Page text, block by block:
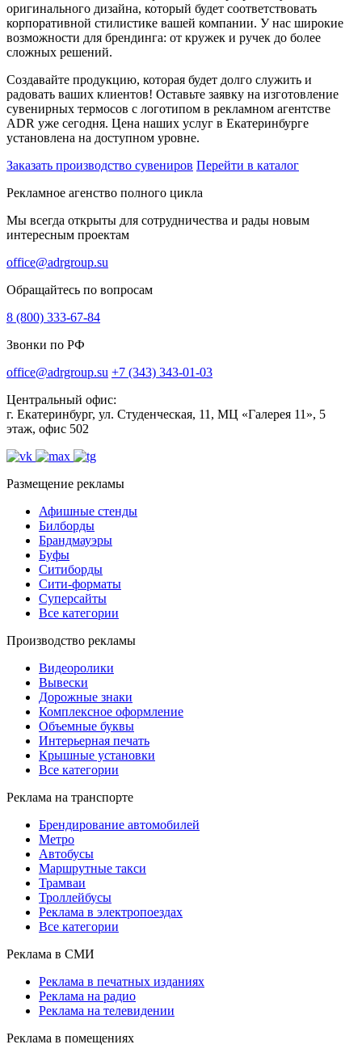
оригинального дизайна, который будет соответствовать
корпоративной стилистике вашей компании. У нас широкие
возможности для брендинга: от кружек и ручек до более
сложных решений.
Создавайте продукцию, которая будет долго служить и
радовать ваших клиентов! Оставьте заявку на изготовление
сувенирных термосов с логотипом в рекламном агентстве
ADR уже сегодня. Цена наших услуг в Екатеринбурге
установлена на доступном уровне.
Заказать производство сувениров Перейти в каталог
Рекламное агенство полного цикла
Мы всегда открыты для сотрудничества и рады новым
интересным проектам
office@adrgroup.su
Обращайтесь по вопросам
8 (800) 333-67-84
Звонки по РФ
office@adrgroup.su +7 (343) 343-01-03
Центральный офис:
г. Екатеринбург, ул. Студенческая, 11, МЦ «Галерея 11», 5
этаж, офис 502
Размещение рекламы
Афишные стенды
Билборды
Брандмауэры
Буфы
Ситиборды
Сити-форматы
Суперсайты
Все категории
Производство рекламы
Видеоролики
Вывески
Дорожные знаки
Комплексное оформление
Объемные буквы
Интерьерная печать
Крышные установки
Все категории
Реклама на транспорте
Брендирование автомобилей
Метро
Автобусы
Маршрутные такси
Трамваи
Троллейбусы
Реклама в электропоездах
Все категории
Реклама в СМИ
Реклама в печатных изданиях
Реклама на радио
Реклама на телевидении
Реклама в помещениях